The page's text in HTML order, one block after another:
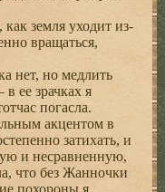
земля уходит из-
вращаться,
нет, но медлить
ее зрачках я
погасла.
акцентом в
затихать, и
и несравненную,
что без Жанночки
похороны я